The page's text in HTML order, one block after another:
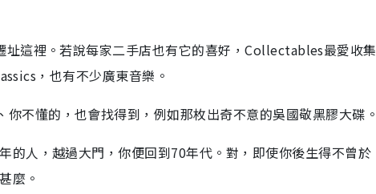
這裡。若說每家二手店也有它的喜好，Collectables最愛收集
，也有不少廣東音樂。
不懂的，也會找得到，例如那枚出奇不意的吳國敬黑膠大碟。
的人，越過大門，你便回到70年代。對，即使你後生得不曾於
麼。